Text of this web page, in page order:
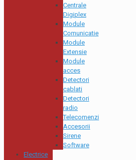
Centrale
Digiplex
Module
Comunicatie
Module
Extensie
Module
acces
Detectori
cablati
Detectori
radio
Telecomenzi
Accesorii
Sirene
Software
Electrice